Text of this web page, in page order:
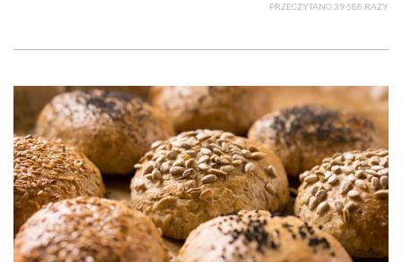
PRZECZYTANO 39 588 RAZY